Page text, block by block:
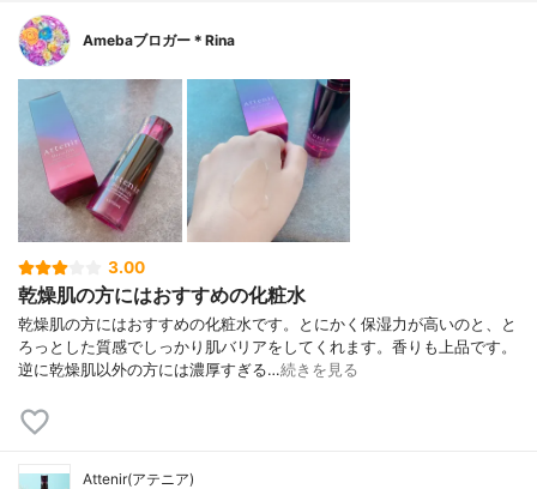
Amebaブロガー＊Rina
3.00
乾燥肌の方にはおすすめの化粧水
乾燥肌の方にはおすすめの化粧水です。とにかく保湿力が高いのと、と
ろっとした質感でしっかり肌バリアをしてくれます。香りも上品です。
逆に乾燥肌以外の方には濃厚すぎる…続きを見る
Attenir(アテニア)